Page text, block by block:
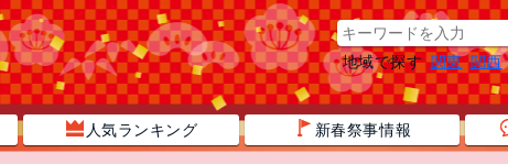
地域で探す 関東 関西
人気ランキング 新春祭事情報